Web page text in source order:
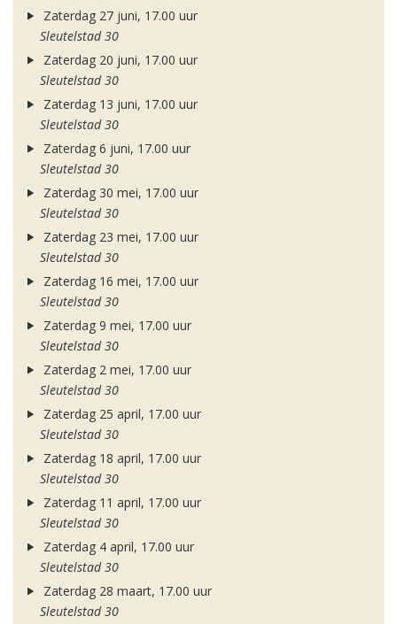
Zaterdag 27 juni, 17.00 uur
Sleutelstad 30
Zaterdag 20 juni, 17.00 uur
Sleutelstad 30
Zaterdag 13 juni, 17.00 uur
Sleutelstad 30
Zaterdag 6 juni, 17.00 uur
Sleutelstad 30
Zaterdag 30 mei, 17.00 uur
Sleutelstad 30
Zaterdag 23 mei, 17.00 uur
Sleutelstad 30
Zaterdag 16 mei, 17.00 uur
Sleutelstad 30
Zaterdag 9 mei, 17.00 uur
Sleutelstad 30
Zaterdag 2 mei, 17.00 uur
Sleutelstad 30
Zaterdag 25 april, 17.00 uur
Sleutelstad 30
Zaterdag 18 april, 17.00 uur
Sleutelstad 30
Zaterdag 11 april, 17.00 uur
Sleutelstad 30
Zaterdag 4 april, 17.00 uur
Sleutelstad 30
Zaterdag 28 maart, 17.00 uur
Sleutelstad 30